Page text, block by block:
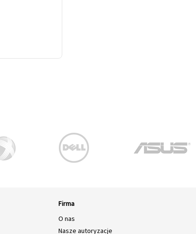
Firma
O nas
Nasze autoryzacje